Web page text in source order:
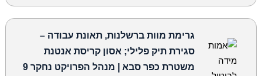
גרימת מוות ברשלנות, תאונת עבודה –
סגירת תיק פלילי; אסון קריסת אנטנת
משטרת כפר סבא | מנהל הפרויקט נחקר 9